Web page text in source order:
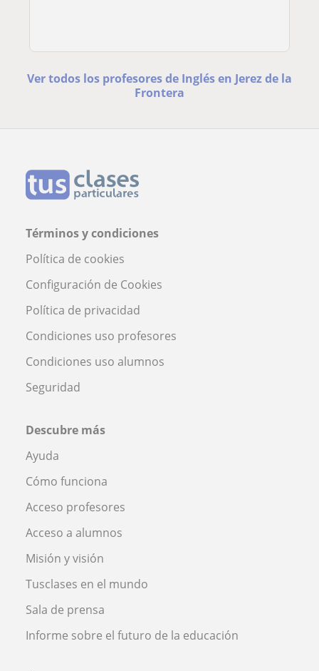
Ver todos los profesores de Inglés en Jerez de la
Frontera
Términos y condiciones
Política de cookies
Configuración de Cookies
Política de privacidad
Condiciones uso profesores
Condiciones uso alumnos
Seguridad
Descubre más
Ayuda
Cómo funciona
Acceso profesores
Acceso a alumnos
Misión y visión
Tusclases en el mundo
Sala de prensa
Informe sobre el futuro de la educación